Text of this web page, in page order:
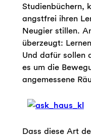
Studienbüchern,
angstfrei ihren
Neugier stillen.
überzeugt:
Und dafür sollen
es um die
angemessene
Dass diese Art